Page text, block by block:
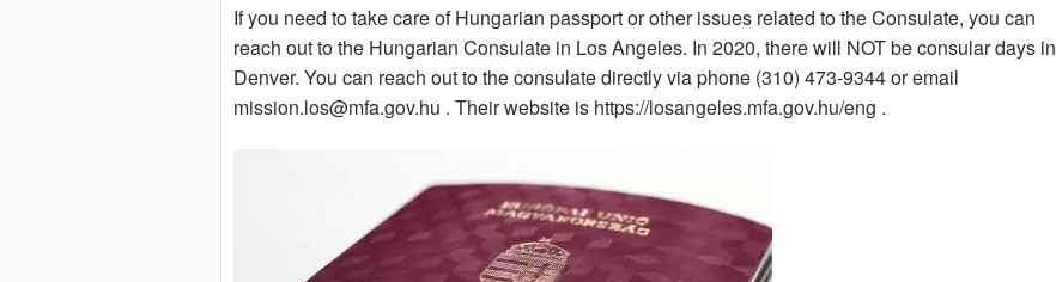
If you need to take care of Hungarian passport or other issues related to the Consulate, you can
reach out to the Hungarian Consulate in Los Angeles. In 2020, there will NOT be consular days in
Denver. You can reach out to the consulate directly via phone (310) 473-9344 or email
mission.los@mfa.gov.hu . Their website is https://losangeles.mfa.gov.hu/eng .